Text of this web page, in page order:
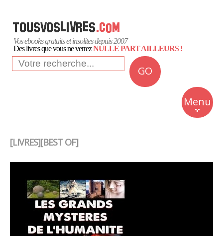
Vos ebooks gratuits et insolites depuis 2007
Des livres que vous ne verrezNULLE PART AILLEURS !
GO
Menu
Insolite
Business
[LIVRES][BEST OF]